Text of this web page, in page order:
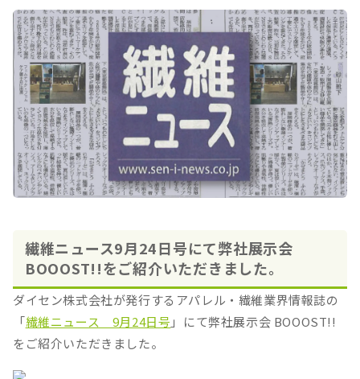
繊維ニュース9月24日号にて弊社展示会
BOOOST!!をご紹介いただきました。
ダイセン株式会社が発行するアパレル・繊維業界情報誌の
「繊維ニュース 9月24日号 」にて弊社展示会 BOOOST!!
をご紹介いただきました。